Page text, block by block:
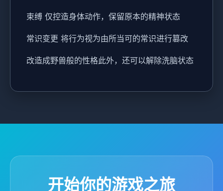
束缚 仅控造身体动作，保留原本的精神状态
常识变更 将行为视为由所当可的常识进行篡改
改造成野兽般的性格此外，还可以解除洗脑状态
开始你的游戏之旅